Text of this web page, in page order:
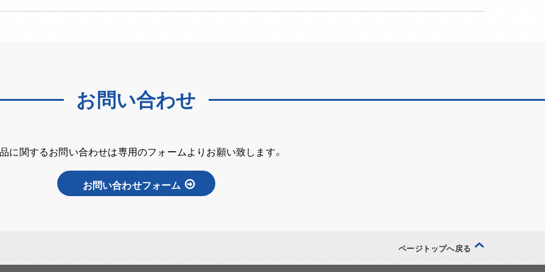
お問い合わせ
に関するお問い合わせは専用のフォームよりお願い致します。
お問い合わせフォーム
ページトップへ戻る